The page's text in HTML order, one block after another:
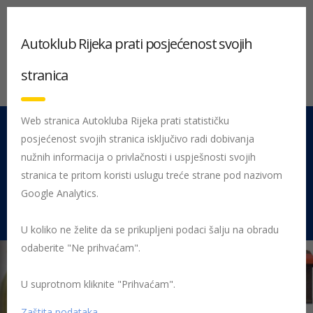
051 212 442 Centrala
Pon - Pet 08:00 - 16:00
Rujevica 9/1, 51000 Rijeka
Početna HAK Članstvo – isplati se biti član
Autoklub Rijeka prati posjećenost svojih
stranica
Web stranica Autokluba Rijeka prati statističku
posjećenost svojih stranica isključivo radi dobivanja
nužnih informacija o privlačnosti i uspješnosti svojih
stranica te pritom koristi uslugu treće strane pod nazivom
Google Analytics.
U koliko ne želite da se prikupljeni podaci šalju na obradu
odaberite "Ne prihvaćam".
U suprotnom kliknite "Prihvaćam".